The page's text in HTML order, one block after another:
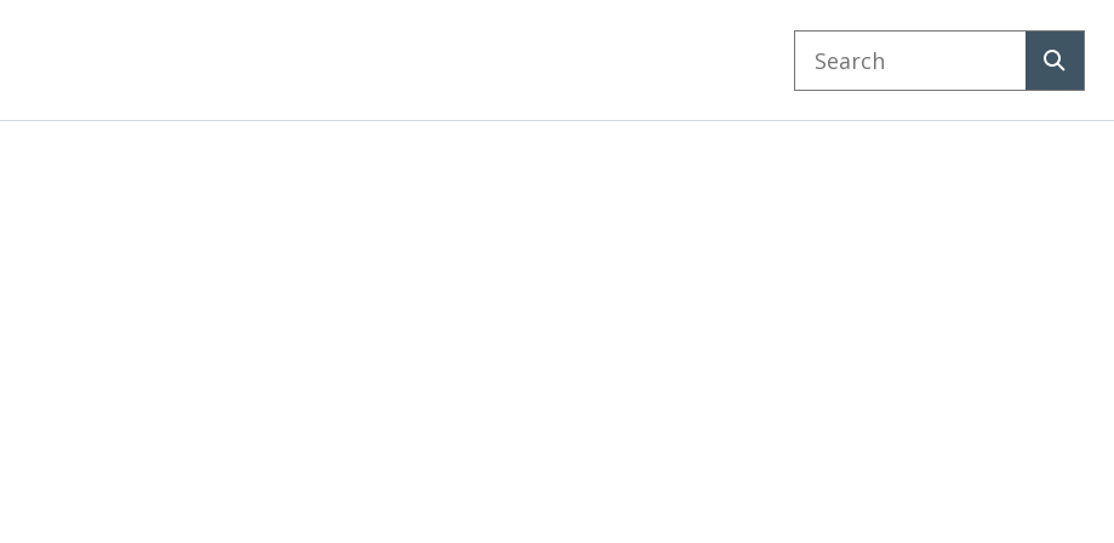
website
Search